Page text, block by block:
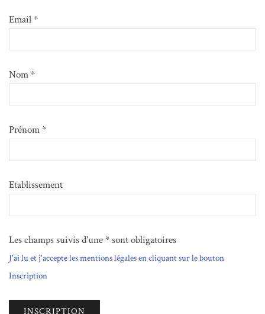
Email *
Nom *
Prénom *
Etablissement
Les champs suivis d'une * sont obligatoires
J'ai lu et j'accepte les mentions légales en cliquant sur le bouton
Inscription